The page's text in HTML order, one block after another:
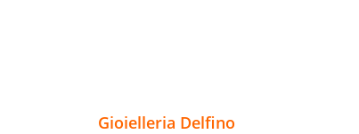
Gioielleria Delfino